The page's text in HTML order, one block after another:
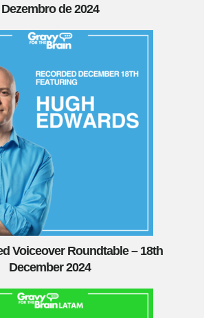
Dezembro de 2024
Voiceover Roundtable – 18th
December 2024